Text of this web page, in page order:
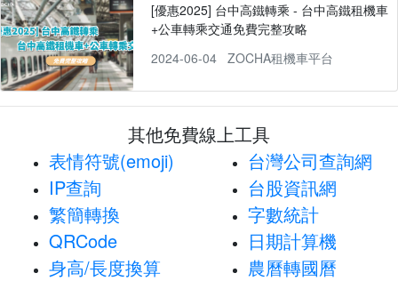
[優惠2025] 台中高鐵轉乘 - 台中高鐵租機車
+公車轉乘交通免費完整攻略
2024-06-04
ZOCHA租機車平台
其他免費線上工具
表情符號(emoji)
IP查詢
繁簡轉換
QRCode
身高/長度換算
台灣公司查詢網
台股資訊網
字數統計
日期計算機
農曆轉國曆